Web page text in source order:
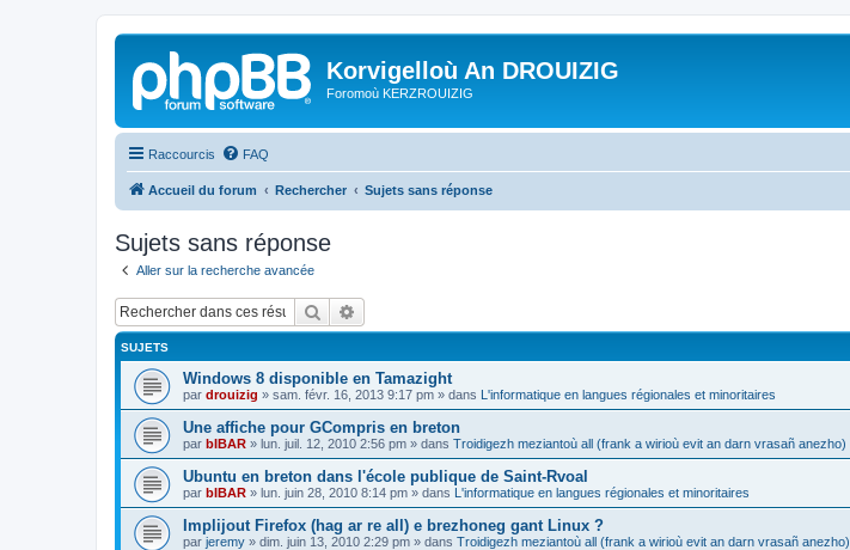
Korvigelloù An DROUIZIG
Foromoù KERZROUIZIG
Raccourcis FAQ
Accueil du forum Rechercher Sujets sans réponse
Sujets sans réponse
Aller sur la recherche avancée
Rechercher
SUJETS
Windows 8 disponible en Tamazight
par drouizig » sam. févr. 16, 2013 9:17 pm » dans L'informatique en langues régionales et minoritaires
Une affiche pour GCompris en breton
par bIBAR » lun. juil. 12, 2010 2:56 pm » dans Troidigezh meziantoù all (frank a wirioù evit an darn vrasañ anezho)
Ubuntu en breton dans l'école publique de Saint-Rvoal
par bIBAR » lun. juin 28, 2010 8:14 pm » dans L'informatique en langues régionales et minoritaires
Implijout Firefox (hag ar re all) e brezhoneg gant Linux ?
par jeremy » dim. juin 13, 2010 2:29 pm » dans Troidigezh meziantoù all (frank a wirioù evit an darn vrasañ anezho)